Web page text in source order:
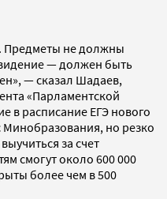
Предметы не должны
— должен быть
— сказал Шадаев,
«Парламентской
в расписание ЕГЭ нового
Минобразования, но резко
за счет
смогут около 600 000
более чем в 500